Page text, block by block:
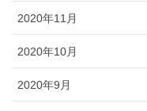
2020年11月
2020年10月
2020年9月